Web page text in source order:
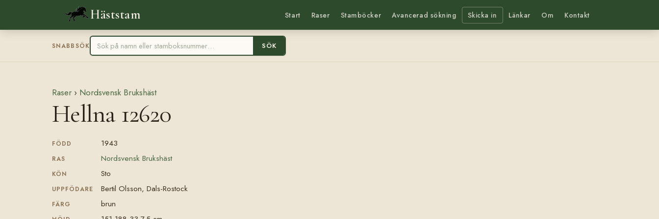
Häststam Start Raser Stamböcker Avancerad sökning Skicka in Länkar Om Kontakt
SNABBSÖK SÖK
Raser › Nordsvensk Brukshäst
Hellna 12620
FÖDD 1943
RAS Nordsvensk Brukshäst
KÖN Sto
UPPFÖDARE Bertil Olsson, Dals-Rostock
FÄRG brun